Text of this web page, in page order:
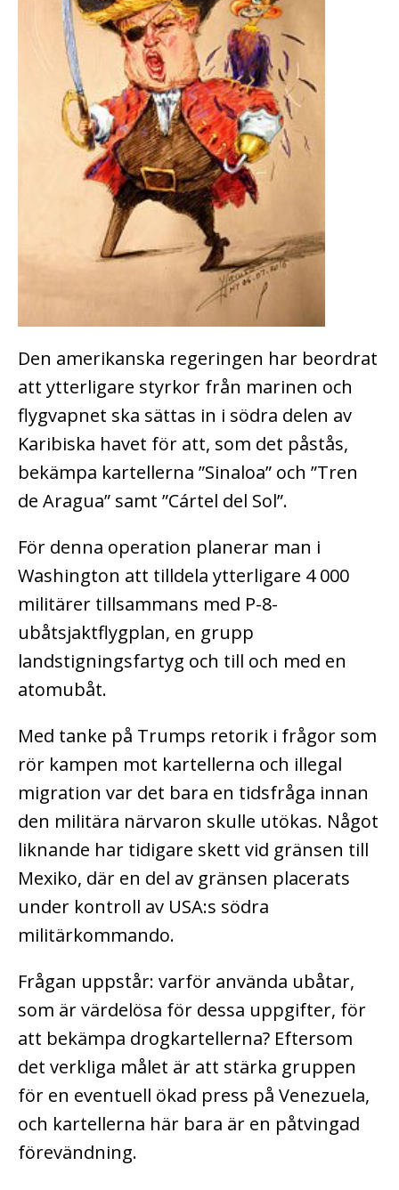
Den amerikanska regeringen har beordrat
att ytterligare styrkor från marinen och
flygvapnet ska sättas in i södra delen av
Karibiska havet för att, som det påstås,
bekämpa kartellerna ”Sinaloa” och ”Tren
de Aragua” samt ”Cártel del Sol”.
För denna operation planerar man i
Washington att tilldela ytterligare 4 000
militärer tillsammans med P-8-
ubåtsjaktflygplan, en grupp
landstigningsfartyg och till och med en
atomubåt.
Med tanke på Trumps retorik i frågor som
rör kampen mot kartellerna och illegal
migration var det bara en tidsfråga innan
den militära närvaron skulle utökas. Något
liknande har tidigare skett vid gränsen till
Mexiko, där en del av gränsen placerats
under kontroll av USA:s södra
militärkommando.
Frågan uppstår: varför använda ubåtar,
som är värdelösa för dessa uppgifter, för
att bekämpa drogkartellerna? Eftersom
det verkliga målet är att stärka gruppen
för en eventuell ökad press på Venezuela,
och kartellerna här bara är en påtvingad
förevändning.